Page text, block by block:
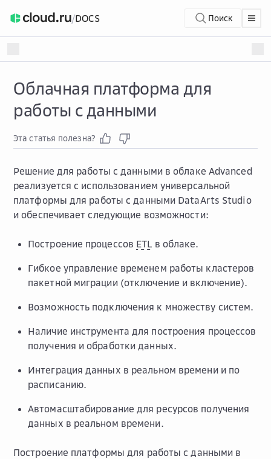
/DOCS Поиск
Облачная платформа для
работы с данными
Эта статья полезна?
Решение для работы с данными в облаке Advanced
реализуется с использованием универсальной
платформы для работы с данными DataArts Studio
и обеспечивает следующие возможности:
Построение процессов ETL в облаке.
Гибкое управление временем работы кластеров
пакетной миграции (отключение и включение).
Возможность подключения к множеству систем.
Наличие инструмента для построения процессов
получения и обработки данных.
Интеграция данных в реальном времени и по
расписанию.
Автомасштабирование для ресурсов получения
данных в реальном времени.
Построение платформы для работы с данными в